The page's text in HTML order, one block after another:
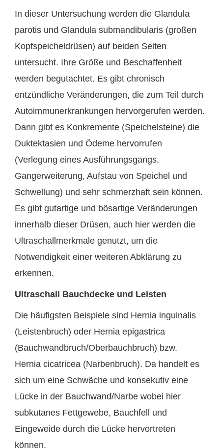
In dieser Untersuchung werden die Glandula
parotis und Glandula submandibularis (großen
Kopfspeicheldrüsen) auf beiden Seiten
untersucht. Ihre Größe und Beschaffenheit
werden begutachtet. Es gibt chronisch
entzündliche Veränderungen, die zum Teil durch
Autoimmunerkrankungen hervorgerufen werden.
Dann gibt es Konkremente (Speichelsteine) die
Duktektasien und Ödeme hervorrufen
(Verlegung eines Ausführungsgangs,
Gangerweiterung, Aufstau von Speichel und
Schwellung) und sehr schmerzhaft sein können.
Es gibt gutartige und bösartige Veränderungen
innerhalb dieser Drüsen, auch hier werden die
Ultraschallmerkmale genutzt, um die
Notwendigkeit einer weiteren Abklärung zu
erkennen.
Ultraschall Bauchdecke und Leisten
Die häufigsten Beispiele sind Hernia inguinalis
(Leistenbruch) oder Hernia epigastrica
(Bauchwandbruch/Oberbauchbruch) bzw.
Hernia cicatricea (Narbenbruch). Da handelt es
sich um eine Schwäche und konsekutiv eine
Lücke in der Bauchwand/Narbe wobei hier
subkutanes Fettgewebe, Bauchfell und
Eingeweide durch die Lücke hervortreten
können.